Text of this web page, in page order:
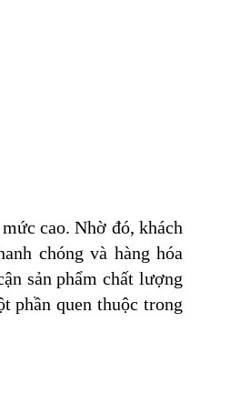
cao. Nhờ đó, khách
chóng và hàng hóa
sản phẩm chất lượng
phần quen thuộc trong